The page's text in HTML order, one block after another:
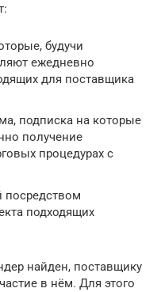
будучи
ежедневно
для поставщика
подписка на которые
получение
процедурах с
посредством
подходящих
найден, поставщику
в нём. Для этого